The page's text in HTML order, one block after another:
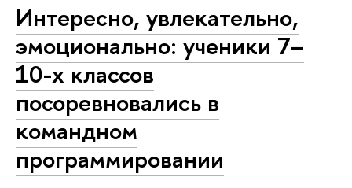
Интересно, увлекательно,
эмоционально: ученики 7–
10-х классов
посоревновались в
командном
программировании